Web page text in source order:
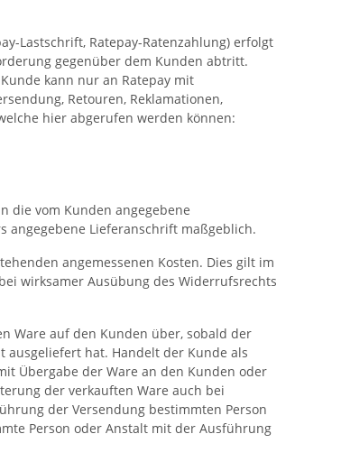
Lastschrift, Ratepay-Ratenzahlung) erfolgt
gegenüber dem Kunden abtritt.
kann nur an Ratepay mit
Retouren, Reklamationen,
hier abgerufen werden können:
die vom Kunden angegebene
angegebene Lieferanschrift maßgeblich.
angemessenen Kosten. Dies gilt im
wirksamer Ausübung des Widerrufsrechts
Ware auf den Kunden über, sobald der
ausgeliefert hat. Handelt der Kunde als
Übergabe der Ware an den Kunden oder
der verkauften Ware auch bei
der Versendung bestimmten Person
Person oder Anstalt mit der Ausführung